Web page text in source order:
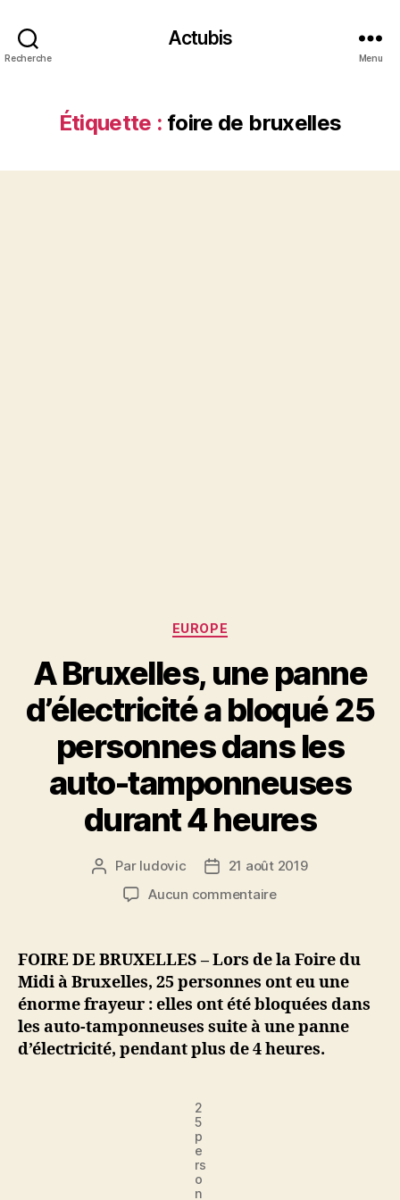
Recherche
Actubis
Menu
Étiquette : foire de bruxelles
Catégories
EUROPE
A Bruxelles, une panne
d’électricité a bloqué 25
personnes dans les
auto-tamponneuses
durant 4 heures
Auteur
l’article
Par ludovic
Date21 août 2019
Aucun commentairesur
une
d’électricité
a
bloqué
25
FOIRE DE BRUXELLES – Lors de la Foire du
Midi à Bruxelles, 25 personnes ont eu une
énorme frayeur : elles ont été bloquées dans
les auto-tamponneuses suite à une panne
d’électricité, pendant plus de 4 heures.
2
5
p
e
rs
o
n